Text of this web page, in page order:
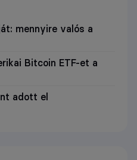
mennyire valós a
Bitcoin ETF-et a
adott el